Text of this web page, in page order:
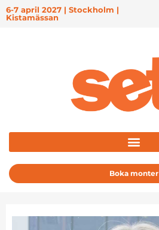
6-7 april 2027 | Stockholm |
Kistamässan
Boka monter